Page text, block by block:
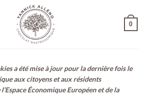
0
a été mise à jour pour la dernière fois le
aux citoyens et aux résidents
Économique Européen et de la